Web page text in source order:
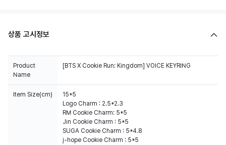
상품 고시정보
Product
Name
[BTS X Cookie Run: Kingdom] VOICE KEYRING
Item Size(cm)
15*5
Logo Charm : 2.5*2.3
RM Cookie Charm: 5*5
Jin Cookie Charm : 5*5
SUGA Cookie Charm : 5*4.8
j-hope Cookie Charm : 5*5